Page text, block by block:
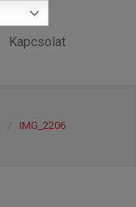
Kapcsolat
/ IMG_2206